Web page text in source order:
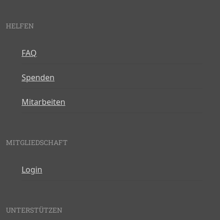
HELFEN
FAQ
Spenden
Mitarbeiten
MITGLIEDSCHAFT
Login
UNTERSTÜTZEN